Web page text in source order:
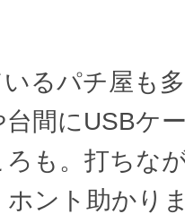
るパチ屋も
間にUSBケ
も。打ちな
ント助かり